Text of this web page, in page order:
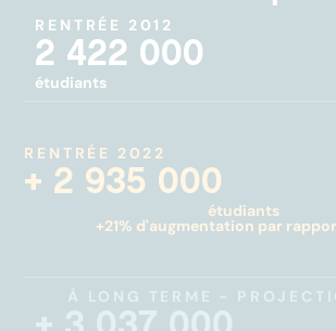
RENTRÉE 2012
2 422 000
étudiants
RENTRÉE 2022
+ 2 935 000
étudiants
+21% d'augmentation par